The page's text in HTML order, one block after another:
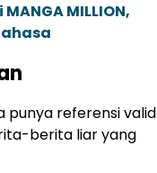
MILLION,
punya referensi valid
berita liar yang